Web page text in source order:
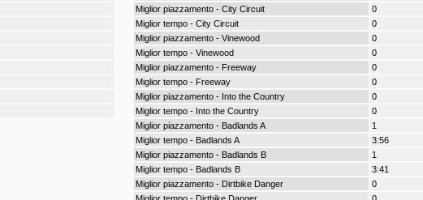
Miglior piazzamento - City Circuit
0
Miglior tempo - City Circuit
0
Miglior piazzamento - Vinewood
0
Miglior tempo - Vinewood
0
Miglior piazzamento - Freeway
0
Miglior tempo - Freeway
0
Miglior piazzamento - Into the Country
0
Miglior tempo - Into the Country
0
Miglior piazzamento - Badlands A
1
Miglior tempo - Badlands A
3:56
Miglior piazzamento - Badlands B
1
Miglior tempo - Badlands B
3:41
Miglior piazzamento - Dirtbike Danger
0